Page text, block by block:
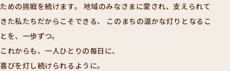
ための挑戦を続けます。
地域のみなさまに愛され、支えられて
きた私たちだからこそできる、
このまちの温かな灯りとなるこ
とを、一歩ずつ。
これからも、一人ひとりの毎日に、
喜びを灯し続けられるように。